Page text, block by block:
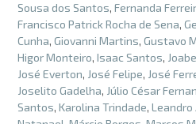
Sousa dos Santos, Fernanda
Francisco Patrick Rocha de Sena,
Cunha, Giovanni Martins, Gustavo
Higor Monteiro, Isaac Santos,
José Everton, José Felipe, José
Joselito Gadelha, Júlio César
Santos, Karolina Trindade, Leandro